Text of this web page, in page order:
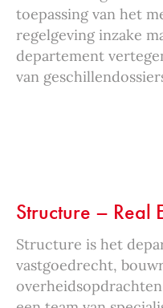
toepassing van het
regelgeving inzake
departement
van
Structure – Real
Structure is het
vastgoedrecht,